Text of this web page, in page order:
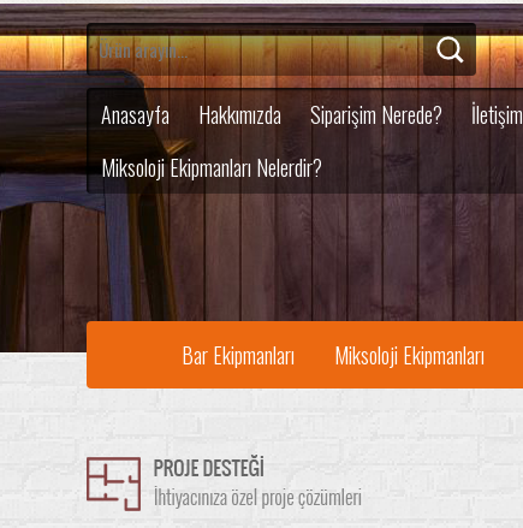
Anasayfa Hakkımızda Siparişim Nerede?
İletişim
Miksoloji Ekipmanları Nelerdir?
Bar Ekipmanları Miksoloji Ekipmanları